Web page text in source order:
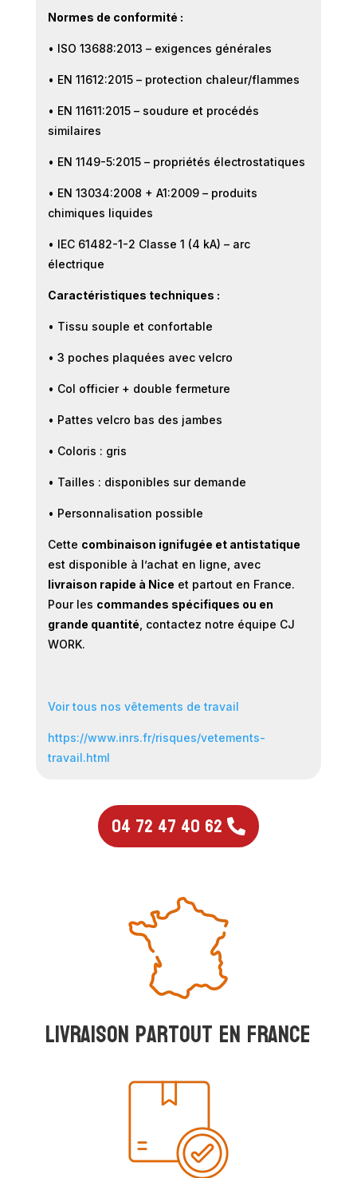
Normes de conformité :
• ISO 13688:2013 – exigences générales
• EN 11612:2015 – protection chaleur/flammes
• EN 11611:2015 – soudure et procédés
similaires
• EN 1149-5:2015 – propriétés électrostatiques
• EN 13034:2008 + A1:2009 – produits
chimiques liquides
• IEC 61482-1-2 Classe 1 (4 kA) – arc
électrique
Caractéristiques techniques :
• Tissu souple et confortable
• 3 poches plaquées avec velcro
• Col officier + double fermeture
• Pattes velcro bas des jambes
• Coloris : gris
• Tailles : disponibles sur demande
• Personnalisation possible
Cette combinaison ignifugée et antistatique
est disponible à l’achat en ligne, avec
livraison rapide à Nice et partout en France.
Pour les commandes spécifiques ou en
grande quantité , contactez notre équipe CJ
WORK.
Voir tous nos vêtements de travail
https://www.inrs.fr/risques/vetements-
travail.html
04 72 47 40 62
Livraison partout en france